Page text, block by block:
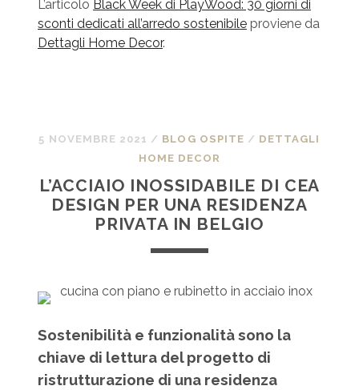
L’articolo Black Week di PlayWood: 30 giorni di
sconti dedicati all’arredo sostenibileproviene da
Dettagli Home Decor.
5 NOVEMBRE 2021 / BLOG OSPITE / DETTAGLI
HOME DECOR
L’ACCIAIO INOSSIDABILE DI CEA
DESIGN PER UNA RESIDENZA
PRIVATA IN BELGIO
Sostenibilità e funzionalità sono la
chiave di lettura del progetto di
ristrutturazione di una residenza